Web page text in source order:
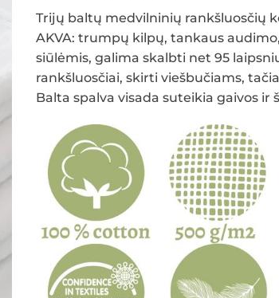
Trijų baltų medvilninių rankšluosčių
AKVA: trumpų kilpų, tankaus
siūlėmis, galima skalbti net 95
rankšluosčiai, skirti viešbučiams,
Balta spalva visada suteikia gaivos ir